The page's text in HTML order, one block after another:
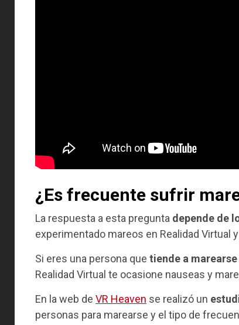
¿Es frecuente sufrir
La respuesta a esta pregunta depende de
experimentado mareos en Realidad
Si eres una persona que tiende a
Realidad Virtual te ocasione nauseas y
En la web de VR Heaven se realizó un
personas para marearse y el tipo de